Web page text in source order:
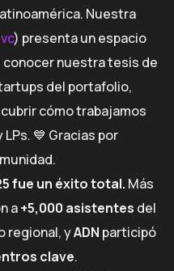
Nuestra
) presenta un espacio
nuestra tesis de
del portafolio,
cómo trabajamos
💙 Gracias por
fue un éxito total. Más
a+5,000 asistentes del
regional, yADN participó
clave.